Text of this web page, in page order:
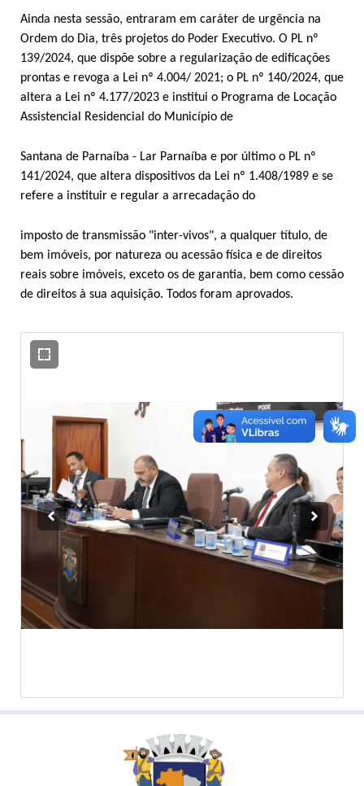
Ainda nesta sessão, entraram em caráter de urgência na
Ordem do Dia, três projetos do Poder Executivo. O PL nº
139/2024, que dispõe sobre a regularização de edificações
prontas e revoga a Lei nº 4.004/ 2021; o PL nº 140/2024, que
altera a Lei nº 4.177/2023 e institui o Programa de Locação
Assistencial Residencial do Município de
Santana de Parnaíba - Lar Parnaíba e por último o PL nº
141/2024, que altera dispositivos da Lei nº 1.408/1989 e se
refere a instituir e regular a arrecadação do
imposto de transmissão "inter-vivos", a qualquer título, de
bem imóveis, por natureza ou acessão física e de direitos
reais sobre imóveis, exceto os de garantia, bem como cessão
de direitos à sua aquisição. Todos foram aprovados.